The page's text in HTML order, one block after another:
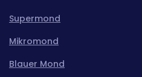
Supermond
Mikromond
Blauer Mond